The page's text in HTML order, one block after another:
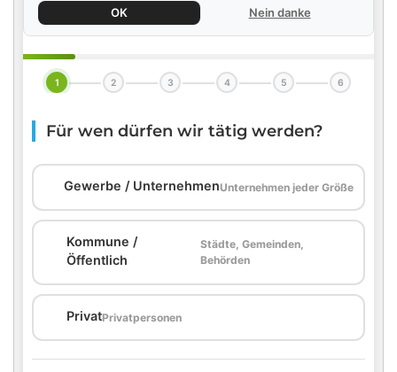
OK
Nein danke
1 2 3 4 5 6
Für wen dürfen wir tätig werden?
Gewerbe / UnternehmenUnternehmen jeder Größe
Kommune /
Öffentlich
Städte, Gemeinden,
Behörden
PrivatPrivatpersonen